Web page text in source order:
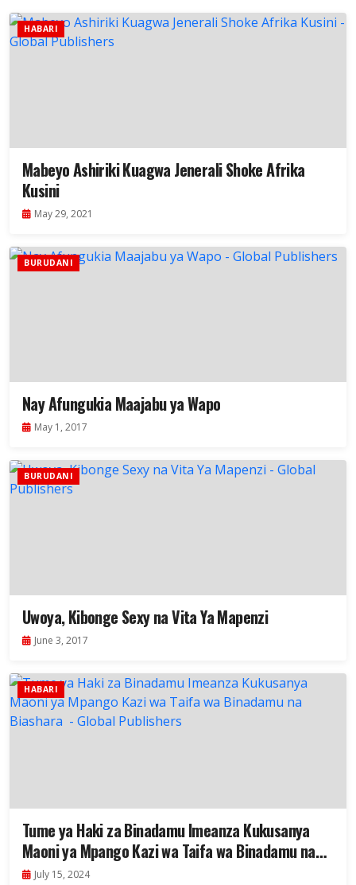
HABARI
Mabeyo Ashiriki Kuagwa Jenerali Shoke Afrika
Kusini
May 29, 2021
BURUDANI
Nay Afungukia Maajabu ya Wapo
May 1, 2017
BURUDANI
Uwoya, Kibonge Sexy na Vita Ya Mapenzi
June 3, 2017
HABARI
Tume ya Haki za Binadamu Imeanza Kukusanya
Maoni ya Mpango Kazi wa Taifa wa Binadamu na
Biashara
July 15, 2024